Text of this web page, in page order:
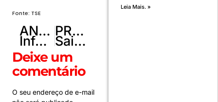
Fonte: TSE
ANTERIOR
Inforno Burger e Grano & Oliva Pizzeria expandem suas operações
PRÓXIMO
Saidão – Presos serão liberados nesta sexta-feira (30)
Deixe um
comentário
O seu endereço de e-mail
Leia Mais. »